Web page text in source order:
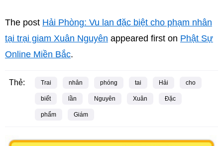
The post Hải Phòng: Vu lan đặc biệt cho phạm nhân
tại trại giam Xuân Nguyên appeared first on Phật Sự
Online Miền Bắc.
Thẻ: Trai nhân phóng tai Hải cho
biết lần Nguyên Xuân Đặc
phẩm Giám